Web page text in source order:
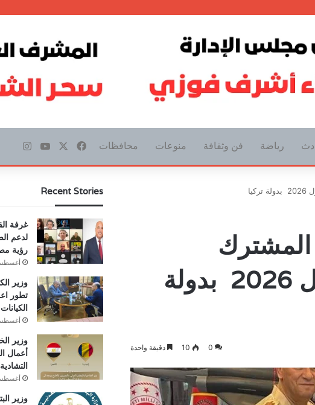
رياضة فن وثقافة منوعات محافظات فيسبوك ‫YouTube
المشترك
المصرى التركى نسر الأناضول 2026 بدولة
0
10 دقيقة واحدة
Recent Stories
غرفة
لدعم
رؤية مصر
أغسطس 6,
وزير
تطور
أغسطس 6,
وزير
أعمال
أغسطس 6,
وزير